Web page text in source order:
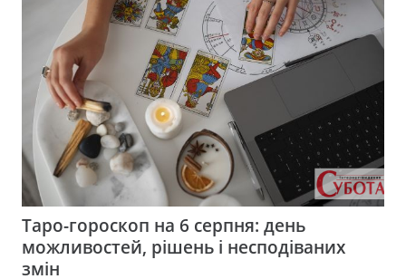
Таро-гороскоп на 6 серпня: день
можливостей, рішень і несподіваних
змін